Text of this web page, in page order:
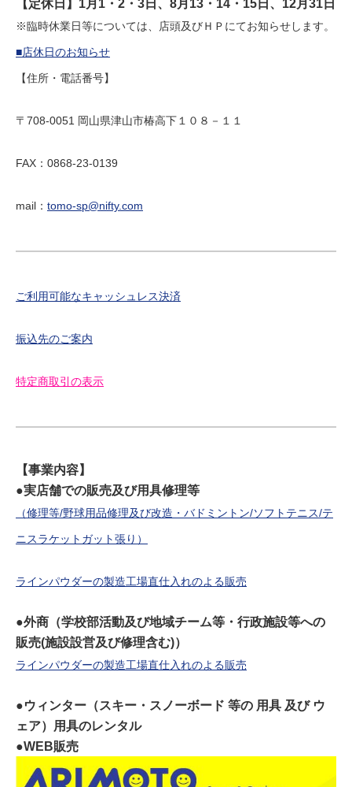
【定休日】1月1・2・3日、8月13・14・15日、12月31日
※臨時休業日等については、店頭及びＨＰにてお知らせします。
■店休日のお知らせ
【住所・電話番号】
〒708-0051 岡山県津山市椿高下１０８－１１
FAX：0868-23-0139
mail： tomo-sp@nifty.com
ご利用可能なキャッシュレス決済
振込先のご案内
特定商取引の表示
【事業内容】
●実店舗での販売及び用具修理等
（修理等/野球用品修理及び改造・バドミントン/ソフトテニス/テ
ニスラケットガット張り）
ラインパウダーの製造工場直仕入れのよる販売
●外商（学校部活動及び地域チーム等・行政施設等への
販売(施設設営及び修理含む)）
ラインパウダーの製造工場直仕入れのよる販売
●ウィンター（スキー・スノーボード 等の 用具 及び ウ
ェア）用具のレンタル
●WEB販売